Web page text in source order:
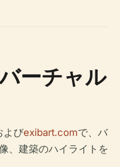
ーチャル
よびexibart.comで、バ
、建築のハイライトを